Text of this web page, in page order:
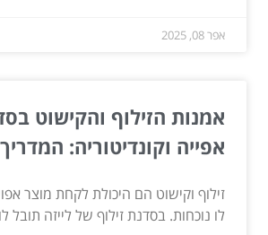
אפר 08, 2025
אמנות הזילוף והקישוט
אפייה וקונדיטוריה:
זילוף וקישוט הם היכולת לקחת מוצר
לו נוכחות. בסדנת זילוף של לייזה תובל